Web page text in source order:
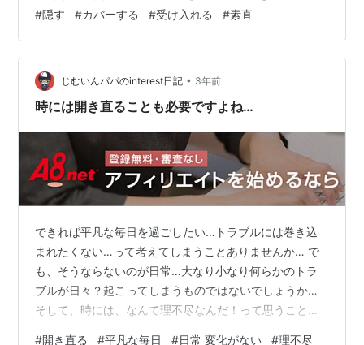
うなフリは止めるべきですよね...だって、相手に迷惑を
かけてしまうから... もちろん、欠点に対して何も改善す
るつもりはありません！って開き直るつもりはありませ
ん。直せるところや、改善すべき点についても検討は
し…
#隠す #カバーする #受け入れる #素直
じむいんパパのinterest日記 • 3年前
時には開き直ることも必要ですよね…
できれば平凡な毎日を過ごしたい…トラブルには巻き込
まれたくない…って考えてしまうことありませんか… で
も、そうならないのが日常…大なり小なり何らかのトラ
ブルが日々？起こってしまうものではないでしょうか…
そして、時には、なんて理不尽なんだ！って思うこと
#開き直る #平凡な毎日 #日常 変化がない #理不尽